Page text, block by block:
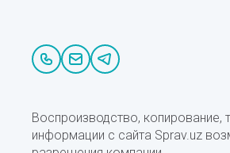
Воспроизводство, копирование,
информации с сайта Sprav.uz